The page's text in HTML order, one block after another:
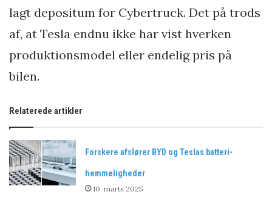
lagt depositum for Cybertruck. Det på trods
af, at Tesla endnu ikke har vist hverken
produktionsmodel eller endelig pris på
bilen.
Relaterede artikler
Forskere afslører BYD og Teslas batteri-
hemmeligheder
10. marts 2025